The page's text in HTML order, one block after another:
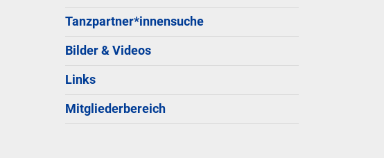
Tanzpartner*innensuche
Bilder & Videos
Links
Mitgliederbereich